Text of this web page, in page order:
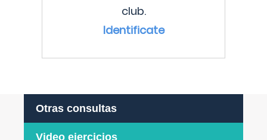
club.
Identificate
Otras consultas
Video ejercicios